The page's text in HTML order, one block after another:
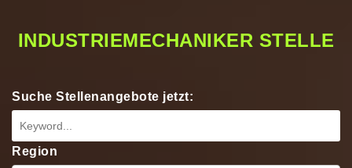
INDUSTRIEMECHANIKER STELLE
Suche Stellenangebote jetzt:
Region